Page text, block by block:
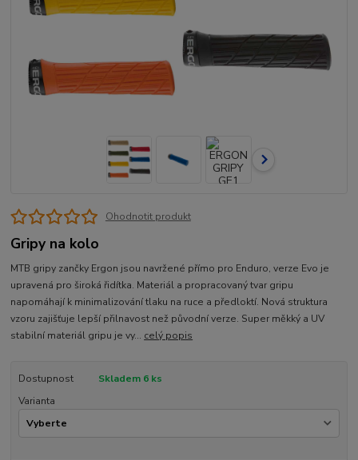
Ohodnotit produkt
Gripy na kolo
MTB gripy zančky Ergon jsou navržené přímo pro Enduro, verze Evo je
upravená pro široká řidítka. Materiál a propracovaný tvar gripu
napomáhají k minimalizování tlaku na ruce a předloktí. Nová struktura
vzoru zajišťuje lepší přilnavost než původní verze. Super měkký a UV
stabilní materiál gripu je vy... celý popis
Dostupnost
Skladem 6 ks
Varianta